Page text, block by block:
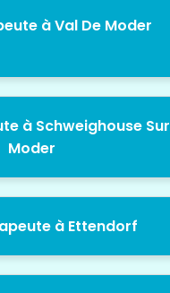
à Val De Moder
à Schweighouse Sur
Moder
à Ettendorf